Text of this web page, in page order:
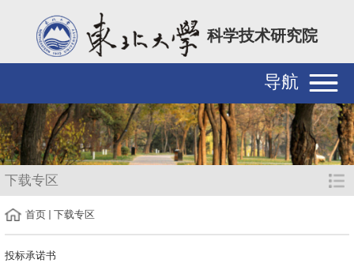
科学技术研究院
导航
下载专区
首页 下载专区
投标承诺书